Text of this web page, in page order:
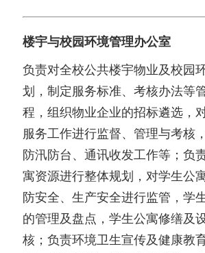
楼宇与校园环境管理办公室
负责对全校公共楼宇物业及校园
划，制定服务标准、考核办法等
程，组织物业企业的招标遴选，
服务工作进行监督、管理与考核
防汛防台、通讯收发工作等；负
寓资源进行整体规划，对学生公
防安全、生产安全进行监管，学
的管理及盘点，学生公寓修缮及
核；负责环境卫生宣传及健康教